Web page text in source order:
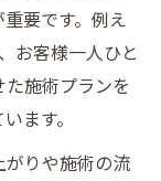
要です。例え
お客様一人ひと
施術プランを
ます。
がりや施術の流